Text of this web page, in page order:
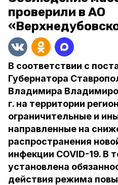
проверили в АО
В соответствии с
Губернатора
Владимира
г. на территории
ограничительные и
направленные на
распространения
инфекции COVID-19. В
установлена
действия режима